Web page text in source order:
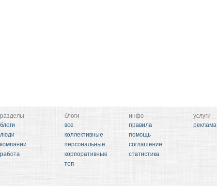
разделы
блоги
люди
компании
работа
блоги
все
коллективные
персональные
корпоративные
топ
инфо
правила
помощь
соглашение
статистика
услуги
реклама